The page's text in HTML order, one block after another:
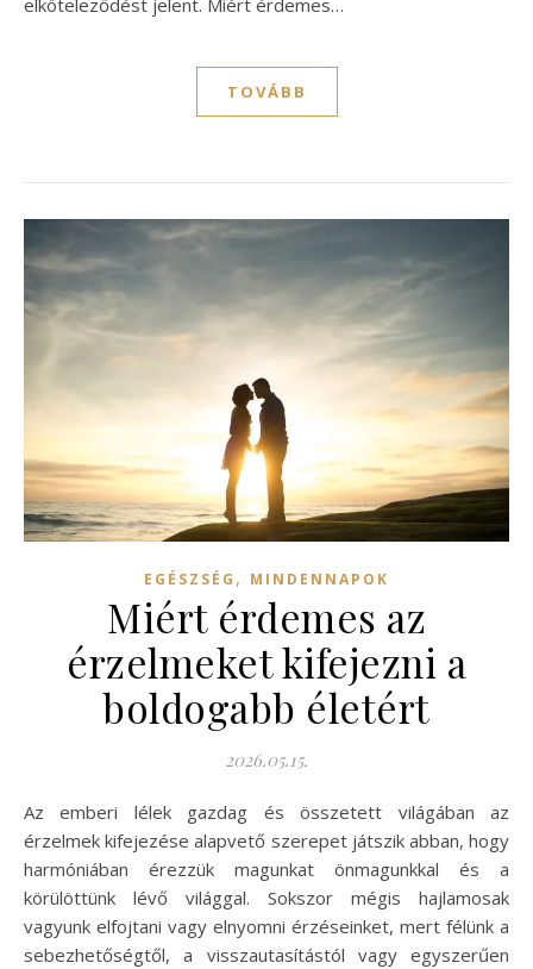
TOVÁBB
EGÉSZSÉG , MINDENNAPOK
Miért érdemes az
érzelmeket kifejezni a
boldogabb életért
2026.05.15.
Az emberi lélek gazdag és összetett világában az
érzelmek kifejezése alapvető szerepet játszik abban, hogy
harmóniában érezzük magunkat önmagunkkal és a
körülöttünk lévő világgal. Sokszor mégis hajlamosak
vagyunk elfojtani vagy elnyomni érzéseinket, mert félünk a
sebezhetőségtől, a visszautasítástól vagy egyszerűen